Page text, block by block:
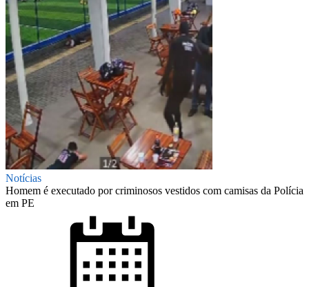
Notícias
Homem é executado por criminosos vestidos com camisas da Polícia
em PE